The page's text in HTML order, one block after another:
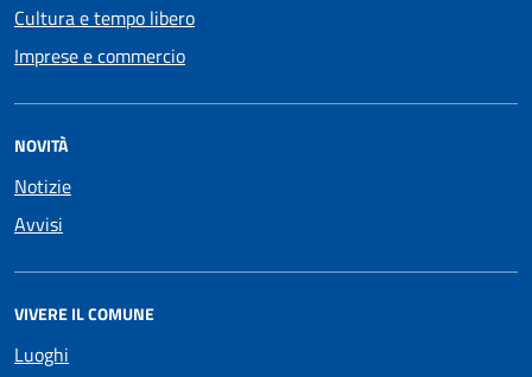
Cultura e tempo libero
Imprese e commercio
NOVITÀ
Notizie
Avvisi
VIVERE IL COMUNE
Luoghi